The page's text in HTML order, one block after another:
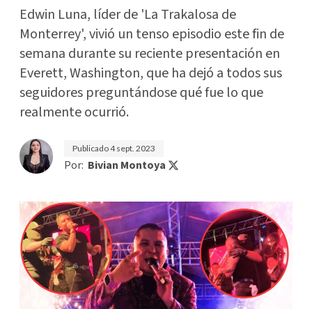
Edwin Luna, líder de 'La Trakalosa de
Monterrey', vivió un tenso episodio este fin de
semana durante su reciente presentación en
Everett, Washington, que ha dejó a todos sus
seguidores preguntándose qué fue lo que
realmente ocurrió.
Publicado4 sept. 2023
Por: Bivian Montoya